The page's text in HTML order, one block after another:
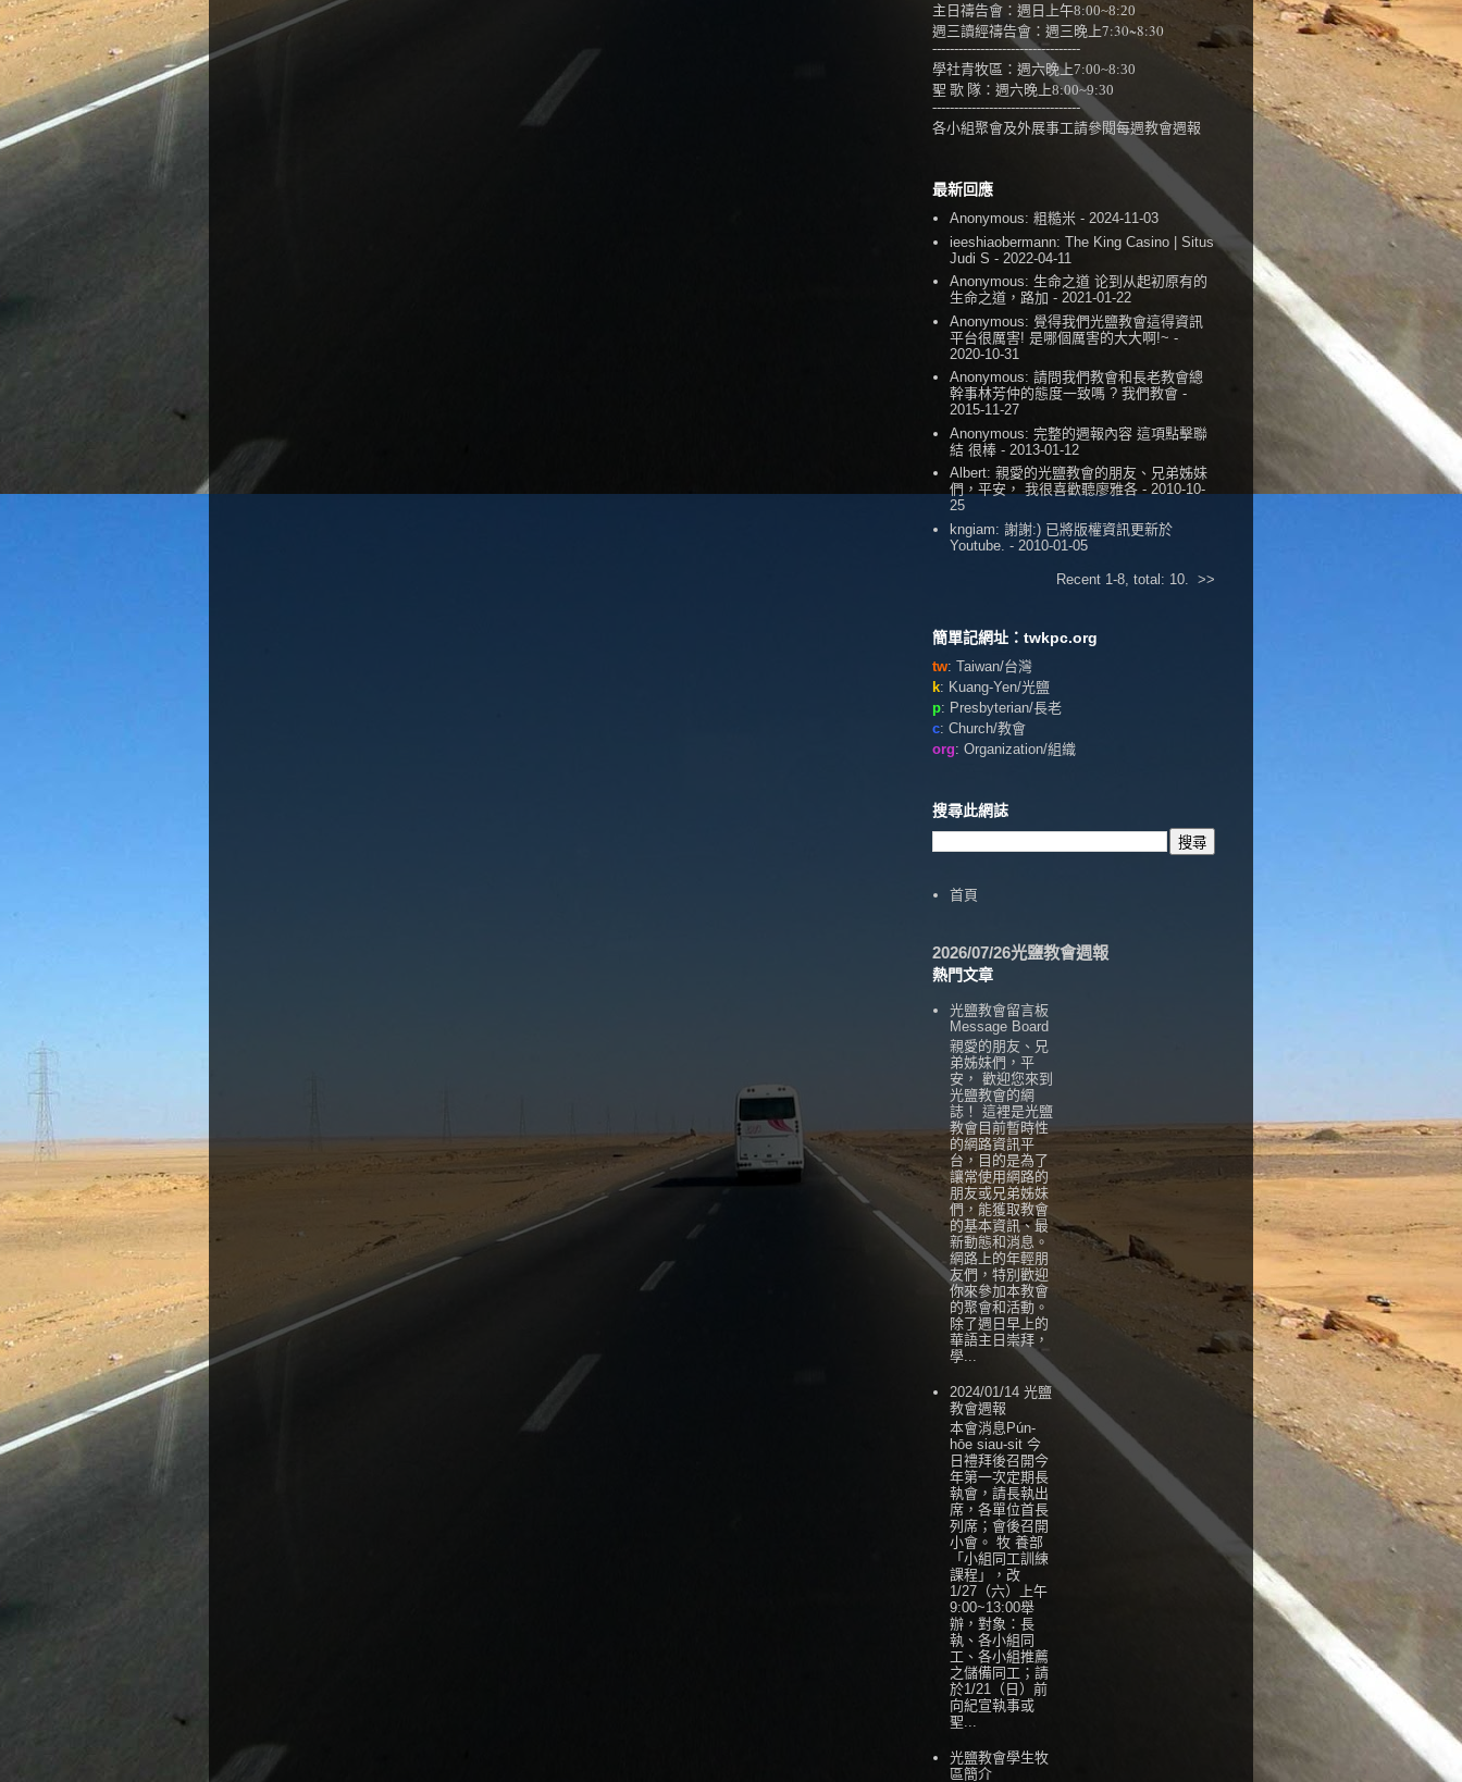
主日禱告會：週日上午8:00~8:20
週三讀經禱告會：週三晚上7:30~8:30
----------------------------------
學社青牧區：週六晚上7:00~8:30
聖 歌 隊： 週六晚上8:00~9:30
----------------------------------
各小組聚會及外展事工請參閱每週教會週報
最新回應
Anonymous:粗糙米 - 2024-11-03
ieeshiaobermann:The King Casino | Situs
Judi S - 2022-04-11
Anonymous: 生命之道 论到从起初原有的
生命之道，路加 - 2021-01-22
Anonymous: 覺得我們光鹽教會這得資訊
平台很厲害! 是哪個厲害的大大啊!~ -
2020-10-31
Anonymous:請問我們教會和長老教會總
幹事林芳仲的態度一致嗎 ? 我們教會 -
2015-11-27
Anonymous:完整的週報內容 這項點擊聯
結 很棒- 2013-01-12
Albert:親愛的光鹽教會的朋友、兄弟姊妹
們，平安， 我很喜歡聽廖雅各 - 2010-10-
25
kngiam:謝謝:) 已將版權資訊更新於
Youtube. - 2010-01-05
Recent 1-8, total: 10. >>
簡單記網址：twkpc.org
tw: Taiwan/台灣
k: Kuang-Yen/光鹽
p: Presbyterian/長老
c: Church/教會
org: Organization/組織
搜尋此網誌
首頁
2026/07/26光鹽教會週報
熱門文章
光鹽教會留言板
Message Board
親愛的朋友、兄
弟姊妹們，平
安， 歡迎您來到
光鹽教會的網
誌！ 這裡是光鹽
教會目前暫時性
的網路資訊平
台，目的是為了
讓常使用網路的
朋友或兄弟姊妹
們，能獲取教會
的基本資訊、最
新動態和消息。
網路上的年輕朋
友們，特別歡迎
你來參加本教會
的聚會和活動。
除了週日早上的
華語主日崇拜，
學...
2024/01/14 光鹽
教會週報
本會消息Pún-
hōe siau-sit 今
日禮拜後召開今
年第一次定期長
執會，請長執出
席，各單位首長
列席；會後召開
小會。 牧 養部
「小組同工訓練
課程」，改
1/27（六）上午
9:00~13:00舉
辦，對象：長
執、各小組同
工、各小組推薦
之儲備同工；請
於1/21（日）前
向紀宣執事或
聖...
光鹽教會學生牧
區簡介